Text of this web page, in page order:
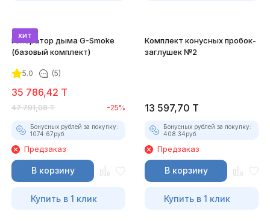
хит
Генератор дыма G-Smoke
(базовый комплект)
5.0 (5)
35 786,42 T
47 791,08 T -25%
Бонусных рублей за покупку:
1074.67руб.
Предзаказ
В корзину
Купить в 1 клик
Комплект конусных пробок-
заглушек №2
13 597,70 T
Бонусных рублей за покупку:
408.34руб.
Предзаказ
В корзину
Купить в 1 клик